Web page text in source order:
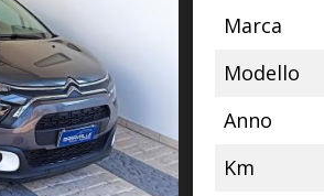
Marca
Modello
Anno
Km